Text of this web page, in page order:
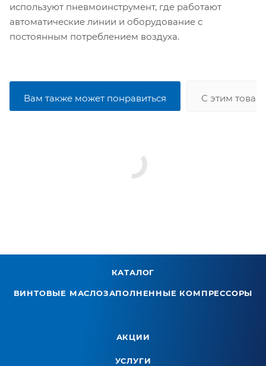
используют пневмоинструмент, где работают
автоматические линии и оборудование с
постоянным потреблением воздуха.
Вам также может понравиться С этим
КАТАЛОГ
ВИНТОВЫЕ МАСЛОЗАПОЛНЕННЫЕ КОМПРЕССОРЫ
АКЦИИ
УСЛУГИ